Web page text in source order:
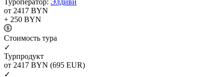
от 2417 BYN
+ 250 BYN
Cтоимость тура
✓
Турпродукт
от 2417 BYN (695 EUR)
✓